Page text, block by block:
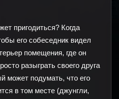
пригодиться? Когда
его собеседник видел
помещения, где он
разыграть своего друга
может подумать, что его
в том месте (джунгли,